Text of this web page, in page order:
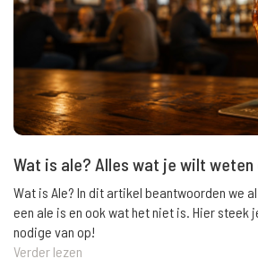
Wat is ale? Alles wat je wilt weten
Wat is Ale? In dit artikel beantwoorden we
een ale is en ook wat het niet is. Hier steek
nodige van op!
Verder lezen